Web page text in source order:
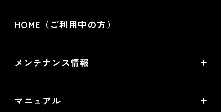
HOME（ご利用中の方）
メンテナンス情報
サービス稼働状況
マニュアル